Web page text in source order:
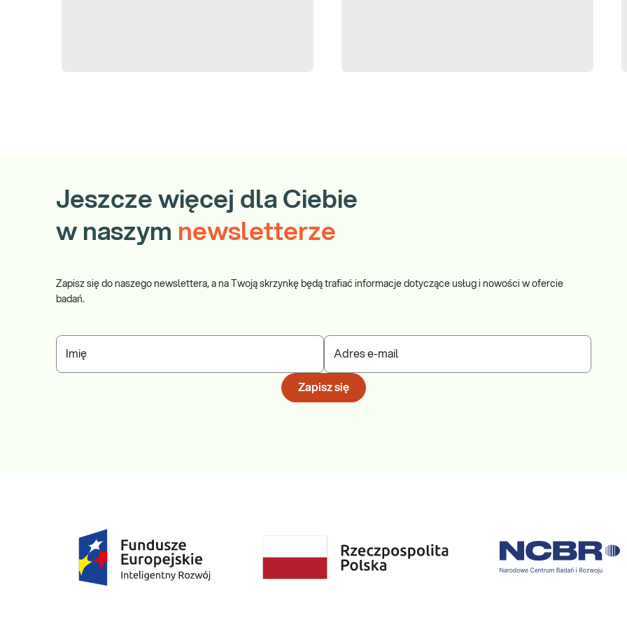
Jeszcze więcej dla Ciebie
w naszym newsletterze
Zapisz się do naszego newslettera, a na Twoją skrzynkę będą trafiać informacje dotyczące usług i nowości w ofercie
badań.
Imię Adres e-mail
Zapisz się